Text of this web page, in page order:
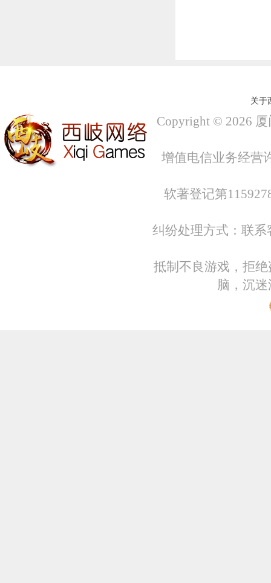
关于
Copyright © 2026
增值电信业务经营
软著登记第
纠纷处理方式：联系
抵制不良游戏，拒
脑，沉